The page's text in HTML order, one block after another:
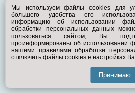
© Exist.ru
Мы используем файлы cookies для
большего удобства его
информацию об использовании
обработки персональных данных
пользоваться сайтом, Вы
проинформированы об использовании
нашими правилами обработки
отключить файлы cookies в настройках
Принимаю